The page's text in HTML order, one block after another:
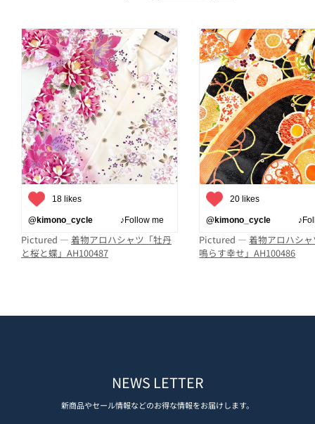
18 likes
@kimono_cycle ♪Follow me
Pictured — 着物アロハシャツ「牡丹
と桜と蝶」AH100487
20 likes
@kimono_cycle
Pictured —着物アロハシ
鳴らす幸せ」AH100486
NEWS LETTER
新商品やセール情報などのお得な情報をお届けします。